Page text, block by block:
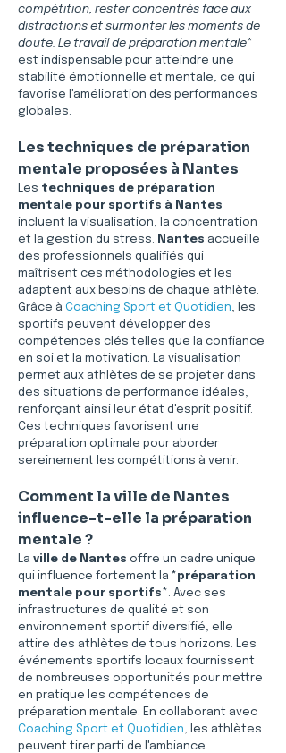
compétition, rester concentrés face aux
distractions et surmonter les moments de
doute. Le travail de préparation mentale*
est indispensable pour atteindre une
stabilité émotionnelle et mentale, ce qui
favorise l'amélioration des performances
globales.
Les techniques de préparation
mentale proposées à Nantes
Les techniques de préparation
mentale pour sportifs à Nantes
incluent la visualisation, la concentration
et la gestion du stress. Nantes accueille
des professionnels qualifiés qui
maîtrisent ces méthodologies et les
adaptent aux besoins de chaque athlète.
Grâce à Coaching Sport et Quotidien, les
sportifs peuvent développer des
compétences clés telles que la confiance
en soi et la motivation. La visualisation
permet aux athlètes de se projeter dans
des situations de performance idéales,
renforçant ainsi leur état d'esprit positif.
Ces techniques favorisent une
préparation optimale pour aborder
sereinement les compétitions à venir.
Comment la ville de Nantes
influence-t-elle la préparation
mentale ?
La ville de Nantes offre un cadre unique
qui influence fortement la *préparation
mentale pour sportifs*. Avec ses
infrastructures de qualité et son
environnement sportif diversifié, elle
attire des athlètes de tous horizons. Les
événements sportifs locaux fournissent
de nombreuses opportunités pour mettre
en pratique les compétences de
préparation mentale. En collaborant avec
Coaching Sport et Quotidien, les athlètes
peuvent tirer parti de l'ambiance